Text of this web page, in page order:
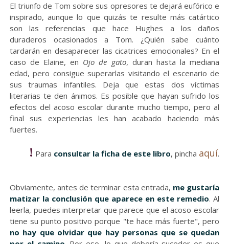
El triunfo de Tom sobre sus opresores te dejará eufórico e
inspirado, aunque lo que quizás te resulte más catártico
son las referencias que hace Hughes a los daños
duraderos ocasionados a Tom. ¿Quién sabe cuánto
tardarán en desaparecer las cicatrices emocionales? En el
caso de Elaine, en Ojo de gato, duran hasta la mediana
edad, pero consigue superarlas visitando el escenario de
sus traumas infantiles. Deja que estas dos víctimas
literarias te den ánimos. Es posible que hayan sufrido los
efectos del acoso escolar durante mucho tiempo, pero al
final sus experiencias les han acabado haciendo más
fuertes.
! Para consultar la ficha de este libro, pincha aquí.
Obviamente, antes de terminar esta entrada, me gustaría
matizar la conclusión que aparece en este remedio. Al
leerla, puedes interpretar que parece que el acoso escolar
tiene su punto positivo porque "te hace más fuerte", pero
no hay que olvidar que hay personas que se quedan